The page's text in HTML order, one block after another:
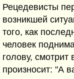
Рецедевисты
возникшей
того, как
человек
голову,
произносит: "А